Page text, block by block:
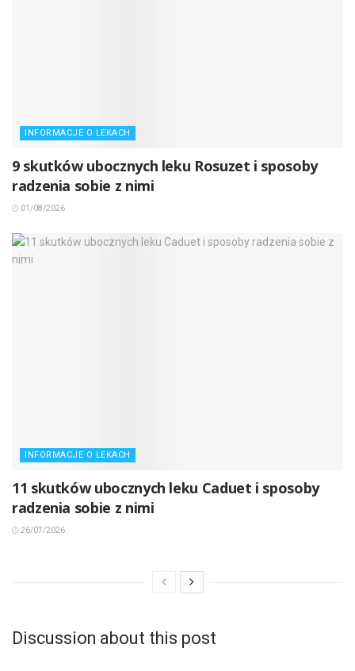
INFORMACJE O LEKACH
9 skutków ubocznych leku Rosuzet i sposoby
radzenia sobie z nimi
01/08/2026
INFORMACJE O LEKACH
11 skutków ubocznych leku Caduet i sposoby
radzenia sobie z nimi
26/07/2026
Discussion about this post